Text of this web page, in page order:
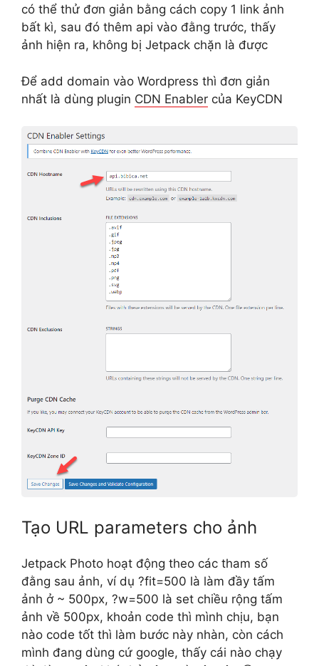
có thể thử đơn giản bằng cách copy 1 link ảnh
bất kì, sau đó thêm api vào đằng trước, thấy
ảnh hiện ra, không bị Jetpack chặn là được
Để add domain vào Wordpress thì đơn giản
nhất là dùng plugin CDN Enabler của KeyCDN
Tạo URL parameters cho ảnh
Jetpack Photo hoạt động theo các tham số
đằng sau ảnh, ví dụ ?fit=500 là làm đầy tấm
ảnh ở ~ 500px, ?w=500 là set chiều rộng tấm
ảnh về 500px, khoản code thì mình chịu, bạn
nào code tốt thì làm bước này nhàn, còn cách
mình đang dùng cứ google, thấy cái nào chạy